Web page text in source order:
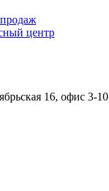
центр
16, офис 3-10